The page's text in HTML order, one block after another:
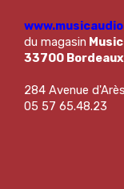
du magasin
33700
284 Avenue
05 57 65.48.23